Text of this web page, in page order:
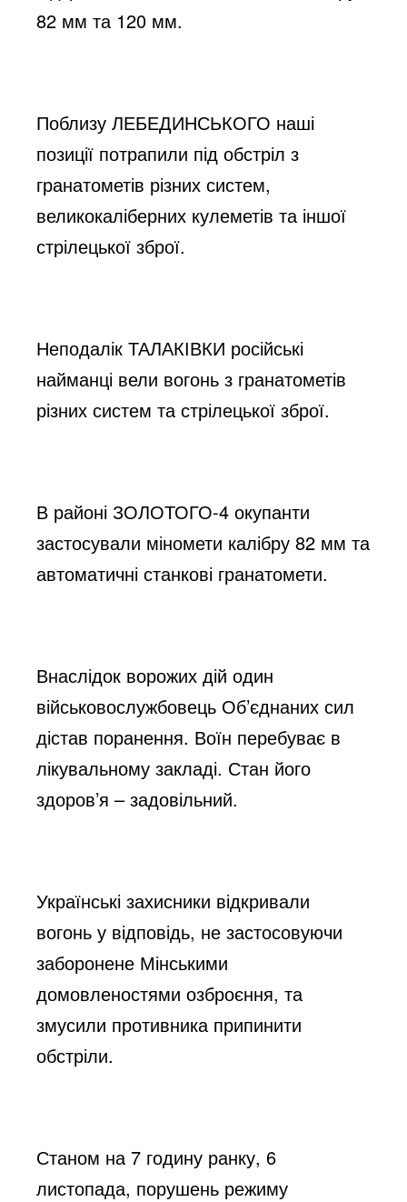
82 мм та 120 мм.
Поблизу ЛЕБЕДИНСЬКОГО наші
позиції потрапили під обстріл з
гранатометів різних систем,
великокаліберних кулеметів та іншої
стрілецької зброї.
Неподалік ТАЛАКІВКИ російські
найманці вели вогонь з гранатометів
різних систем та стрілецької зброї.
В районі ЗОЛОТОГО-4 окупанти
застосували міномети калібру 82 мм та
автоматичні станкові гранатомети.
Внаслідок ворожих дій один
військовослужбовець Об’єднаних сил
дістав поранення. Воїн перебуває в
лікувальному закладі. Стан його
здоров’я – задовільний.
Українські захисники відкривали
вогонь у відповідь, не застосовуючи
заборонене Мінськими
домовленостями озброєння, та
змусили противника припинити
обстріли.
Станом на 7 годину ранку, 6
листопада, порушень режиму